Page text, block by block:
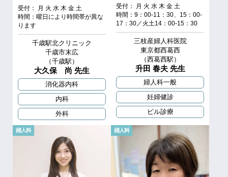
受付： 月 火 水 木 金 土
時間：曜日により時間帯が異な
ります
千歳駅北クリニック
千歳市末広
（千歳駅）
大久保 尚 先生
消化器内科
内科
外科
受付： 月 火 水 木 金 土
時間：9：00‐11：30、15：00‐
17：30／火土14：00‐15：30
三枝産婦人科医院
東京都西葛西
（西葛西駅）
升田 春夫 先生
婦人科一般
妊婦健診
ピル診療
婦人科 婦人科